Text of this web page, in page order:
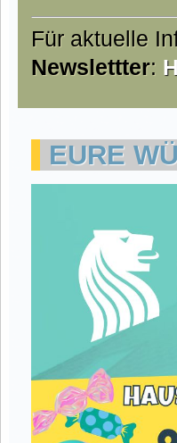
Für aktuelle
Newslettter:
EURE